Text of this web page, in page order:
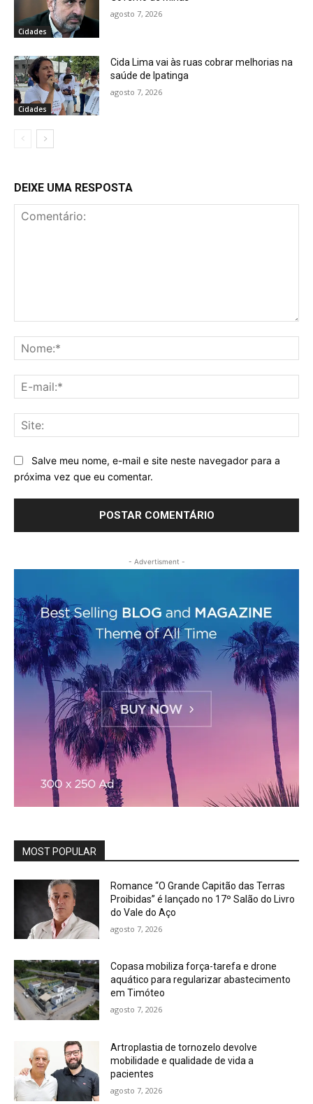
Cidades
agosto 7, 2026
Cidades
Cida Lima vai às ruas cobrar melhorias na
saúde de Ipatinga
agosto 7, 2026
DEIXE UMA RESPOSTA
Salve meu nome, e-mail e site neste navegador para a
próxima vez que eu comentar.
- Advertisment -
MOST POPULAR
Romance “O Grande Capitão das Terras
Proibidas” é lançado no 17º Salão do Livro
do Vale do Aço
agosto 7, 2026
Copasa mobiliza força-tarefa e drone
aquático para regularizar abastecimento
em Timóteo
agosto 7, 2026
Artroplastia de tornozelo devolve
mobilidade e qualidade de vida a
pacientes
agosto 7, 2026